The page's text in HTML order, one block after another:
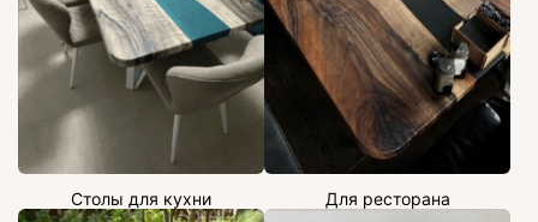
Столы для кухни Для ресторана